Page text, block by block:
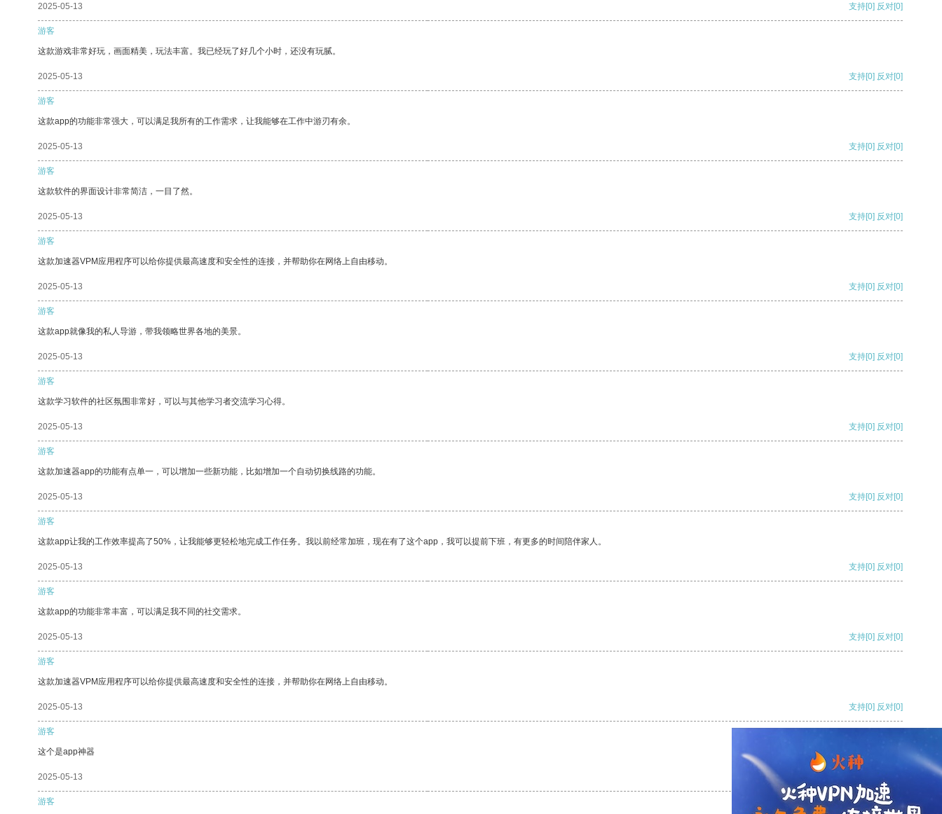
2025-05-13 支持[0] 反对[0]
游客
这款游戏非常好玩，画面精美，玩法丰富。我已经玩了好几个小时，还没有玩腻。
2025-05-13 支持[0] 反对[0]
游客
这款app的功能非常强大，可以满足我所有的工作需求，让我能够在工作中游刃有余。
2025-05-13 支持[0] 反对[0]
游客
这款软件的界面设计非常简洁，一目了然。
2025-05-13 支持[0] 反对[0]
游客
这款加速器VPM应用程序可以给你提供最高速度和安全性的连接，并帮助你在网络上自由移动。
2025-05-13 支持[0] 反对[0]
游客
这款app就像我的私人导游，带我领略世界各地的美景。
2025-05-13 支持[0] 反对[0]
游客
这款学习软件的社区氛围非常好，可以与其他学习者交流学习心得。
2025-05-13 支持[0] 反对[0]
游客
这款加速器app的功能有点单一，可以增加一些新功能，比如增加一个自动切换线路的功能。
2025-05-13 支持[0] 反对[0]
游客
这款app让我的工作效率提高了50%，让我能够更轻松地完成工作任务。我以前经常加班，现在有了这个app，我可以提前下班，有更多的时间陪伴家人。
2025-05-13 支持[0] 反对[0]
游客
这款app的功能非常丰富，可以满足我不同的社交需求。
2025-05-13 支持[0] 反对[0]
游客
这款加速器VPM应用程序可以给你提供最高速度和安全性的连接，并帮助你在网络上自由移动。
2025-05-13 支持[0] 反对[0]
游客
这个是app神器
2025-05-13
游客